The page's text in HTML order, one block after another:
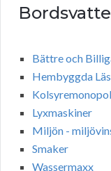
Bättre och
Hembyggda
Kolsyremonopol
Lyxmaskiner
Miljön -
Smaker
Wassermaxx